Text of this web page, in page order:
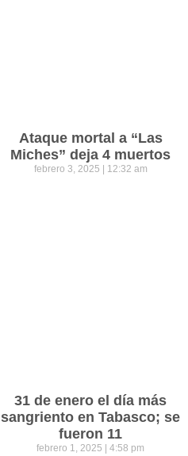
Ataque mortal a “Las
Miches” deja 4 muertos
febrero 3, 2025 12:32 am
31 de enero el día más
sangriento en Tabasco; se
fueron 11
febrero 1, 2025 4:58 pm